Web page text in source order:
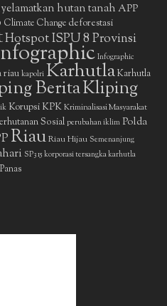
hutan tanah APP
Climate Change deforestasi
Hotspot ISPU 8 Provinsi
Infographic
riau kapolri KarhutlaKarhutla
BeritaKliping
Korupsi KPKKriminalisasi Masyarakat
Sosial perubahan iklim Polda
RiauRiau Hijau Semenanjung
SP3 15 korporasi tersangka karhutla